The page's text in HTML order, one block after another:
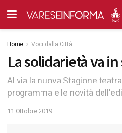
Home Voci dalla Città
La solidarietà va in
Al via la nuova Stagione
programma e le novità
11 Ottobre 2019